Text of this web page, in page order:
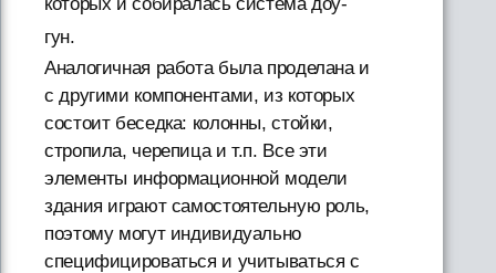
гун.
Аналогичная работа была проделана и
с другими компонентами, из которых
состоит беседка: колонны, стойки,
стропила, черепица и т.п. Все эти
элементы информационной модели
здания играют самостоятельную роль,
поэтому могут индивидуально
специфицироваться и учитываться с